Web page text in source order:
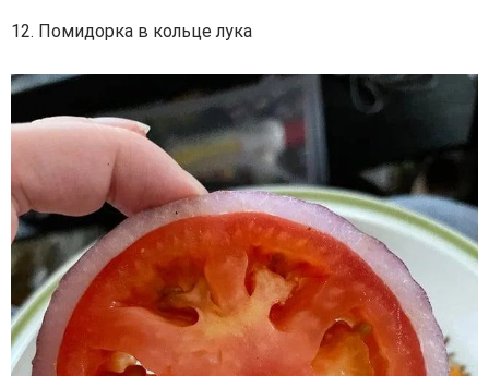
12. Помидорка в кольце лука